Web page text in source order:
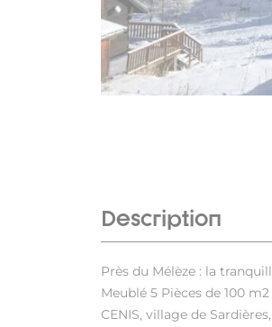
Description
Près du Mélèze : la
Meublé 5 Pièces de 100
CENIS, village de